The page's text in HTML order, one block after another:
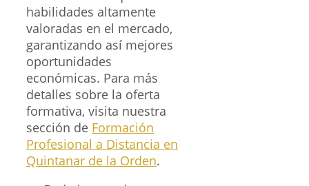
habilidades altamente
valoradas en el mercado,
garantizando así mejores
oportunidades
económicas. Para más
detalles sobre la oferta
formativa, visita nuestra
sección de Formación
Profesional a Distancia en
Quintanar de la Orden.